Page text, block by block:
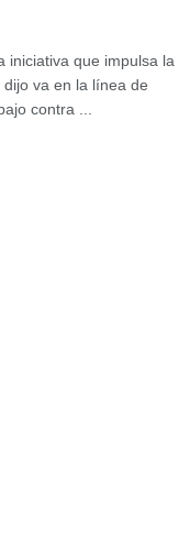
iniciativa que impulsa la
va en la línea de
contra ...